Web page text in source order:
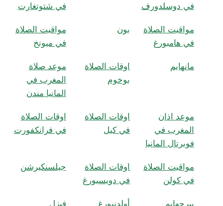
في دوسلدورف
في شتوتغارت
مواقيت الصلاة
في هامبورغ
بون
مواقيت الصلاة
في ميونخ
مانهايم
اوقات الصلاة
بوخوم
موعد صلاة
المغرب في
المانيا مندن
موعد اذان
المغرب في
فوبرتال المانيا
اوقات الصلاة
في كيل
اوقات الصلاة
في فرانكفورت
مواقيت الصلاة
في كولن
اوقات الصلاة
في دويسبورغ
جيلسنكيرشن
بيرجهايم أولدنبورغ فيزل